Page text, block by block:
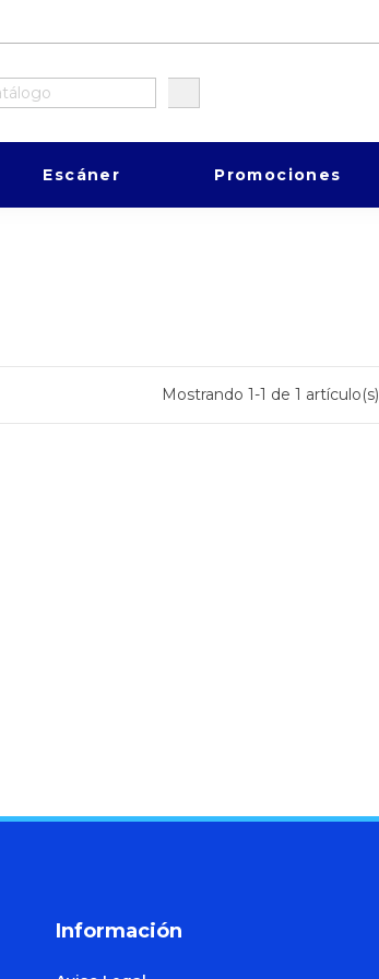
Escáner Promociones
Mostrando 1-1 de 1 artículo(s)
Información